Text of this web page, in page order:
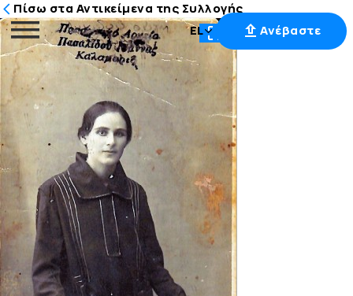
Μετάβαση
στο
περιεχόμενο
EL Ανέβαστε
Πίσω στα Αντικείμενα της Συλλογής